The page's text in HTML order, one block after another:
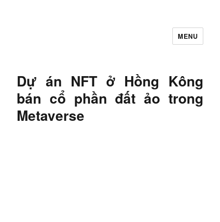
MENU
Dự án NFT ở Hồng Kông
bán cổ phần đất ảo trong
Metaverse